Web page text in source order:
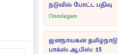
நடுவில் போட்ட பதிவு
Cineulagam
ஜனநாயகன் தமிழ்நாடு
பாக்ஸ் ஆபிஸ்: 15